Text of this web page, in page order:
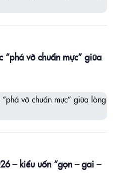
vỡ chuẩn mực” giữa
– kiểu uốn “gọn – gai –